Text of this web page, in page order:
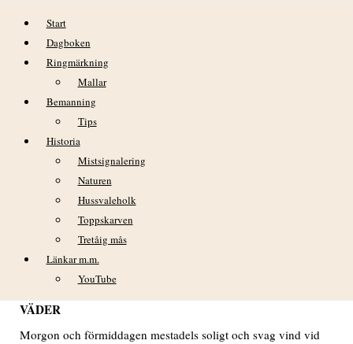
Hoppa till innehåll
Start
Dagboken
Ringmärkning
Mallar
Bemanning
Tips
Historia
Mistsignalering
Naturen
Hussvaleholk
Toppskarven
Tretåig mås
Länkar m.m.
YouTube
DAGBOK NIDINGENS FÅGELSTATION
TISDAG 16 JULI 2024
DAGBOK NIDINGENS FÅGELSTATIO
JULI 2024
VÄDER
Morgon och förmiddagen mestadels soligt och svag vind vid